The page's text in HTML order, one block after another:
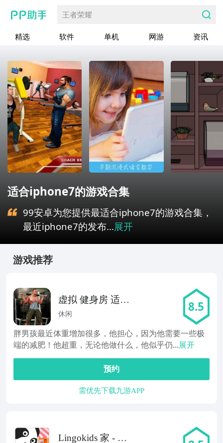
王者荣耀
精选 软件 单机 网游 资讯
适合iphone7的游戏合集
99安卓为您提供最适合iphone7的游戏合集，
最近iphone7的发布...展开
游戏推荐
虚拟 健身房 适合
该 脂肪 身体素质
休闲 8.5
胖男孩最近体重增加很多，他担心，因为他需要一些极
端的减肥！他超重，无论他做什么，他似乎仍...展开
预约
需优先下载九游APP
Lingokids 家 - 幼